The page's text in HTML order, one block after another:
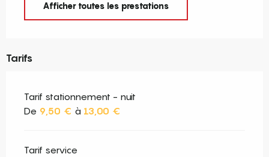
Afficher toutes les prestations
Tarifs
Tarif stationnement - nuit
De 9,50 € à 13,00 €
Tarif service